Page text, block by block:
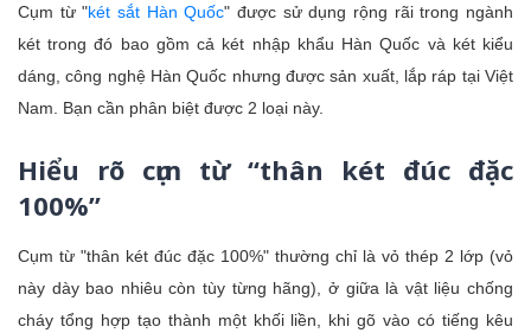
Cụm từ "két sắt Hàn Quốc" được sử dụng rộng rãi trong ngành
két trong đó bao gồm cả két nhập khẩu Hàn Quốc và két kiểu
dáng, công nghệ Hàn Quốc nhưng được sản xuất, lắp ráp tại Việt
Nam. Bạn cần phân biệt được 2 loại này.
Hiểu rõ cụm từ “thân két đúc đặc
100%”
Cụm từ "thân két đúc đặc 100%" thường chỉ là vỏ thép 2 lớp (vỏ
này dày bao nhiêu còn tùy từng hãng), ở giữa là vật liệu chống
cháy tổng hợp tạo thành một khối liền, khi gõ vào có tiếng kêu